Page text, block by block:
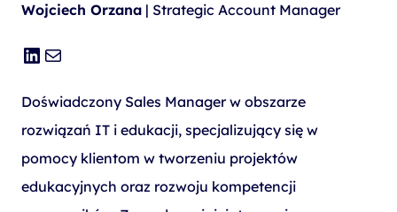
Wojciech Orzana | Strategic Account Manager
LinkedIn Mail
Doświadczony Sales Manager w obszarze
rozwiązań IT i edukacji, specjalizujący się w
pomocy klientom w tworzeniu projektów
edukacyjnych oraz rozwoju kompetencji